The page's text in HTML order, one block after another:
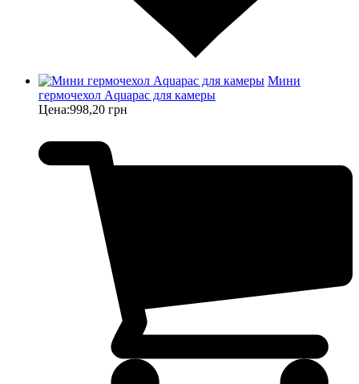
Мини
гермочехол Aquapac для камеры
Цена:998,20 грн